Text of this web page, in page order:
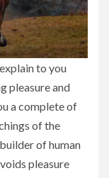
to you
pleasure and
a complete of
of the
of human
pleasure